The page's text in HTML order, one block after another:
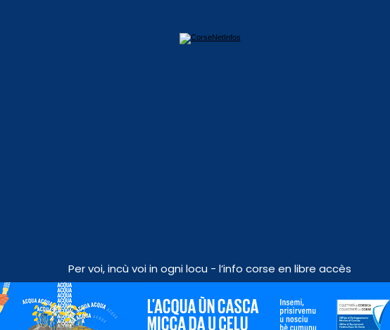
Per voi, incù voi in ogni locu - l’info corse en libre accès